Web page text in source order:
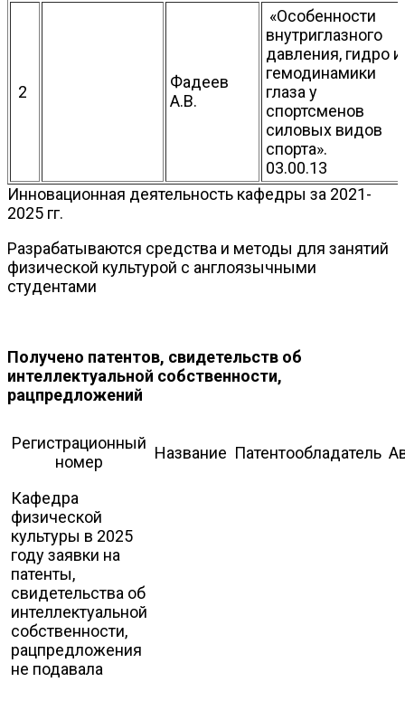
2
Фадеев
А.В.
«Особенности
внутриглазного
давления, гидро и
гемодинамики
глаза у
спортсменов
силовых видов
спорта».
03.00.13
Инновационная деятельность кафедры за 2021-
2025 гг.
Разрабатываются средства и методы для занятий
физической культурой с англоязычными
студентами
Получено патентов, свидетельств об
интеллектуальной собственности,
рацпредложений
Регистрационный
номер
Название Патентообладатель
Кафедра
физической
культуры в 2025
году заявки на
патенты,
свидетельства об
интеллектуальной
собственности,
рацпредложения
не подавала